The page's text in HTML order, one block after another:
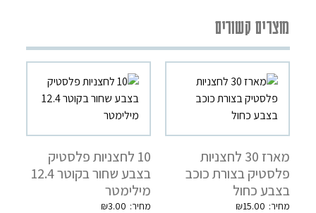
מוצרים קשורים
מארז 30 לחצניות
פלסטיק בצורת כוכב
בצבע כחול
₪15.00
10 לחצניות פלסטיק
בצבע שחור בקוטר 12.4
מילימטר
₪3.00